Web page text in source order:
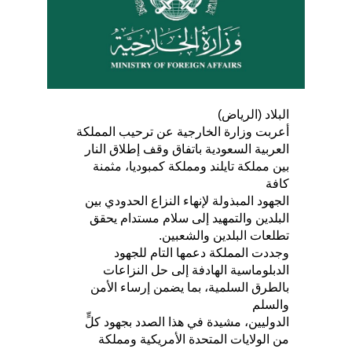
البلاد (الرياض)
أعربت وزارة الخارجية عن ترحيب المملكة
العربية السعودية باتفاق وقف إطلاق النار
بين مملكة تايلند ومملكة كمبوديا، مثمنة
كافة
الجهود المبذولة لإنهاء النزاع الحدودي بين
البلدين والتمهيد إلى سلام مستدام يحقق
تطلعات البلدين والشعبين.
وجددت المملكة دعمها التام للجهود
الدبلوماسية الهادفة إلى حل النزاعات
بالطرق السلمية، بما يضمن إرساء الأمن
والسلم
الدوليين، مشيدة في هذا الصدد بجهود كلٍّ
من الولايات المتحدة الأمريكية ومملكة